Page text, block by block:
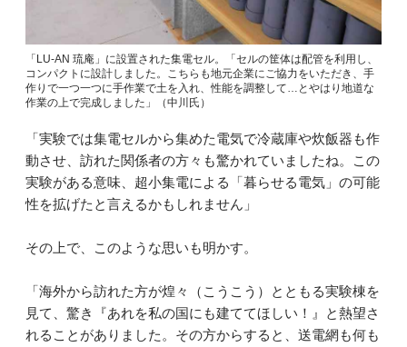
「LU-AN 琉庵」に設置された集電セル。「セルの筐体は配管を利用し、
コンパクトに設計しました。こちらも地元企業にご協力をいただき、手
作りで一つ一つに手作業で土を入れ、性能を調整して…とやはり地道な
作業の上で完成しました」（中川氏）
「実験では集電セルから集めた電気で冷蔵庫や炊飯器も作
動させ、訪れた関係者の方々も驚かれていましたね。この
実験がある意味、超小集電による「暮らせる電気」の可能
性を拡げたと言えるかもしれません」
その上で、このような思いも明かす。
「海外から訪れた方が煌々（こうこう）とともる実験棟を
見て、驚き『あれを私の国にも建ててほしい！』と熱望さ
れることがありました。その方からすると、送電網も何も